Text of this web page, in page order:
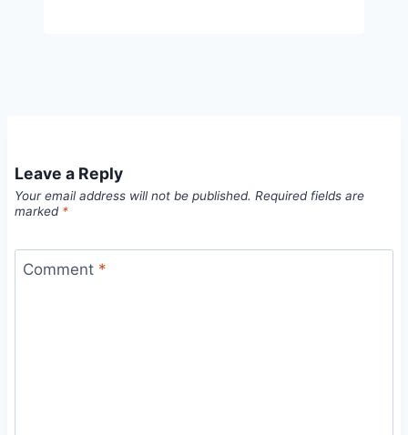
Leave a Reply
Your email address will not be published. Required fields are
marked *
Comment *